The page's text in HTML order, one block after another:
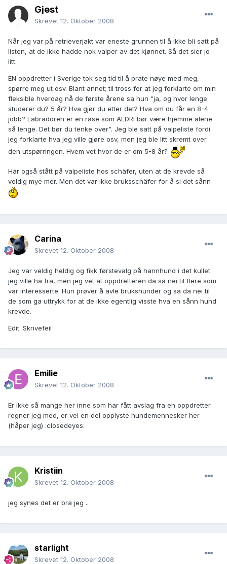
Gjest
Skrevet 12. Oktober 2008
Når jeg var på retrieverjakt var eneste grunnen til å ikke bli satt på
listen, at de ikke hadde nok valper av det kjønnet. Så det sier jo
litt.
EN oppdretter i Sverige tok seg tid til å prate nøye med meg,
spørre meg ut osv. Blant annet; til tross for at jeg forklarte om min
fleksible hverdag nå de første årene sa hun "ja, og hvor lenge
studerer du? 5 år? Hva gjør du etter det? Hva om du får en 8-4
jobb? Labradoren er en rase som ALDRI bør være hjemme alene
så lenge. Det bør du tenke over". Jeg ble satt på valpeliste fordi
jeg forklarte hva jeg ville gjøre osv, men jeg ble litt skremt over
den utspørringen. Hvem vet hvor de er om 5-8 år?
Har også stått på valpeliste hos schäfer, uten at de krevde så
veldig mye mer. Men det var ikke bruksschäfer for å si det sånn
Carina
Skrevet 12. Oktober 2008
Jeg var veldig heldig og fikk førstevalg på hannhund i det kullet
jeg ville ha fra, men jeg vet at oppdretteren da sa nei til flere som
var interesserte. Hun prøver å avle brukshunder og sa da nei til
de som ga uttrykk for at de ikke egentlig visste hva en sånn hund
krevde.
Edit: Skrivefeil
Emilie
Skrevet 12. Oktober 2008
Er ikke så mange her inne som har fått avslag fra en oppdretter
regner jeg med, er vel en del opplyste hundemennesker her
(håper jeg) :closedeyes:
Kristiin
Skrevet 12. Oktober 2008
jeg synes det er bra jeg ..
starlight
Skrevet 12. Oktober 2008